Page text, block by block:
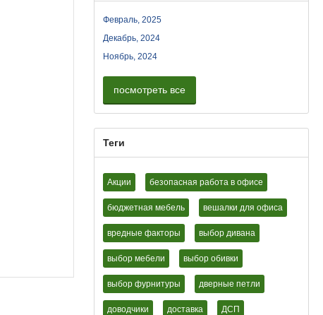
Февраль, 2025
Декабрь, 2024
Ноябрь, 2024
посмотреть все
Теги
Акции безопасная работа в офисе
бюджетная мебель вешалки для офиса
вредные факторы выбор дивана
выбор мебели выбор обивки
выбор фурнитуры дверные петли
доводчики доставка ДСП